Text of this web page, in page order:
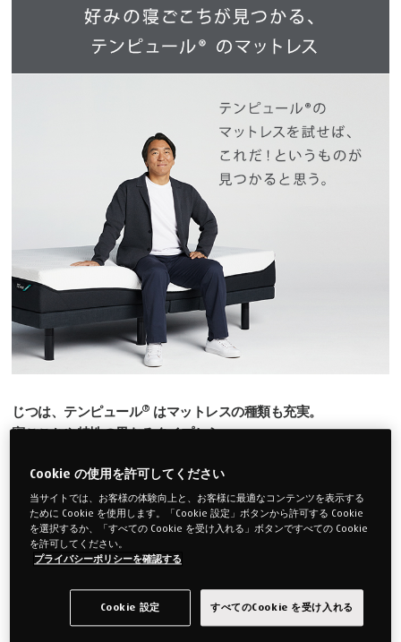
じつは、テンピュール® はマットレスの種類も充実。
寝ごこちや特性の異なるタイプから、
テンピュール® のマットレスに
さんのマットレスがあるとは思っていなかったです。ただ、一人ひとり体型も
違えば、好みも違う。フィット感だけでなく、好みの寝ごこちから選べるのは
いいですね。
Cookie の使用を許可してください
当サイトでは、お客様の体験向上と、お客様に最適なコンテンツを表示する
ために Cookie を使用します。「Cookie 設定」ボタンから許可する Cookie
を選択するか、「すべての Cookie を受け入れる」ボタンですべての Cookie
を許可してください。
プライバシーポリシーを確認する
Cookie 設定 すべてのCookie を受け入れる